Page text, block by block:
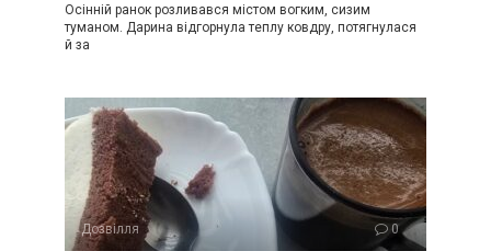
Осінній ранок розливався містом вогким, сизим
туманом. Дарина відгорнула теплу ковдру, потягнулася
й за
Дозвілля 0